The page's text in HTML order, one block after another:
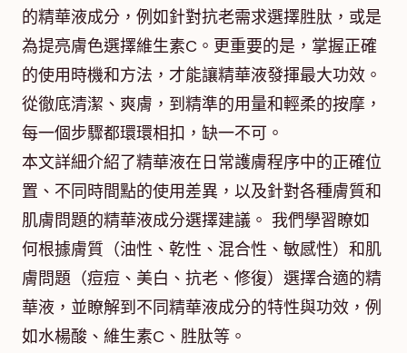
的精華液成分，例如針對抗老需求選擇胜肽，或是
為提亮膚色選擇維生素C。更重要的是，掌握正確
的使用時機和方法，才能讓精華液發揮最大功效。
從徹底清潔、爽膚，到精準的用量和輕柔的按摩，
每一個步驟都環環相扣，缺一不可。
本文詳細介紹了精華液在日常護膚程序中的正確位
置、不同時間點的使用差異，以及針對各種膚質和
肌膚問題的精華液成分選擇建議。 我們學習瞭如
何根據膚質（油性、乾性、混合性、敏感性）和肌
膚問題（痘痘、美白、抗老、修復）選擇合適的精
華液，並瞭解到不同精華液成分的特性與功效，例
如水楊酸、維生素C、胜肽等。